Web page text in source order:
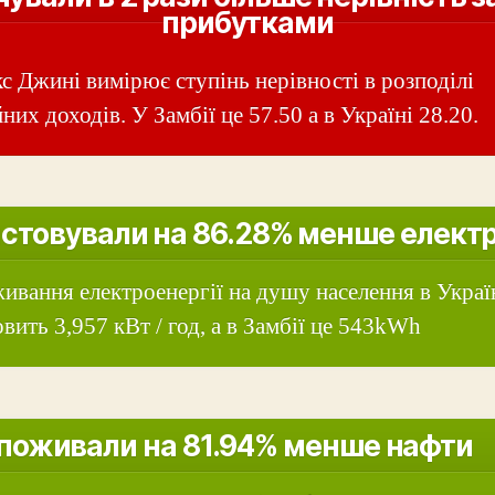
прибутками
Джині вимірює ступінь нерівності в розподілі
доходів. У Замбії це 57.50 а в Україні 28.20.
на 86.28% менше
електроенергії на душу населення в
3,957 кВт / год, а в Замбії це 543kWh
на 81.94% менше нафти